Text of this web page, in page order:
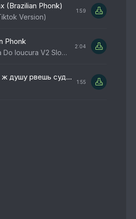
(Brazilian Phonk)
Version)
1:59
Phonk
Melodia Do loucura V2 Slowed
2:04
Ну что ж душу рвешь судьба разлучница
1:55